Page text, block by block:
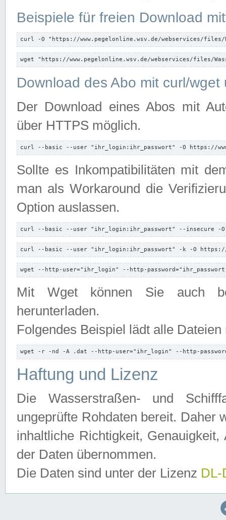
Beispiele für freien Download
curl -O "https://www.pegelonline.wsv.de/webservices/files/
wget "https://www.pegelonline.wsv.de/webservices/files/
Download des Abo mit curl/
Der Download eines Abos mit
über HTTPS möglich.
curl --basic --user "ihr_login:ihr_passwort" -O https://
Sollte es Inkompatibilitäten mit
man als Workaround die
Option auslassen.
curl --basic --user "ihr_login:ihr_passwort" --insecure -
curl --basic --user "ihr_login:ihr_passwort" -k -O https://
wget --http-user="ihr_login" --http-
Mit Wget können Sie auch
herunterladen.
Folgendes Beispiel lädt alle
wget -r -nd -A .dat --http-user="ihr_login" --http-
Haftung und Lizenz
Die Wasserstraßen- und
ungeprüfte Rohdaten bereit. Daher
inhaltliche Richtigkeit,
der Daten übernommen.
Die Daten sind unter der Lizenz